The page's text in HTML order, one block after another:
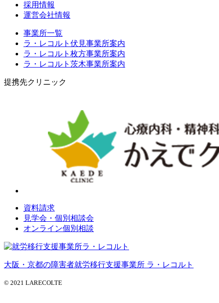
採用情報
運営会社情報
事業所一覧
ラ・レコルト伏見事業所案内
ラ・レコルト枚方事業所案内
ラ・レコルト茨木事業所案内
提携先クリニック
資料請求
見学会・個別相談会
オンライン個別相談
大阪・京都の障害者就労移行支援事業所 ラ・レコルト
© 2021 LARECOLTE